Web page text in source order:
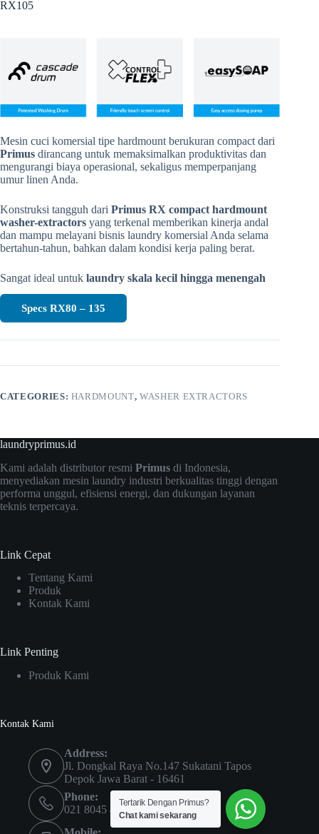
RX105
Mesin cuci komersial tipe hardmount berukuran compact dari
Primus dirancang untuk memaksimalkan produktivitas dan
mengurangi biaya operasional, sekaligus memperpanjang
umur linen Anda.
Konstruksi tangguh dari Primus RX compact hardmount
washer-extractors yang terkenal memberikan kinerja andal
dan mampu melayani bisnis laundry komersial Anda selama
bertahun-tahun, bahkan dalam kondisi kerja paling berat.
Sangat ideal untuk laundry skala kecil hingga menengah
Specs RX80 – 135
CATEGORIES: HARDMOUNT, WASHER EXTRACTORS
laundryprimus.id
Kami adalah distributor resmi Primus di Indonesia,
menyediakan mesin laundry industri berkualitas tinggi dengan
performa unggul, efisiensi energi, dan dukungan layanan
teknis terpercaya.
Link Cepat
Tentang Kami
Produk
Kontak Kami
Link Penting
Produk Kami
Kontak Kami
Address:
Jl. Dongkal Raya No.147 Sukatani Tapos
Depok Jawa Barat - 16461
Phone:
021 8045 4435
Tertarik Dengan Primus?
Chat kami sekarang